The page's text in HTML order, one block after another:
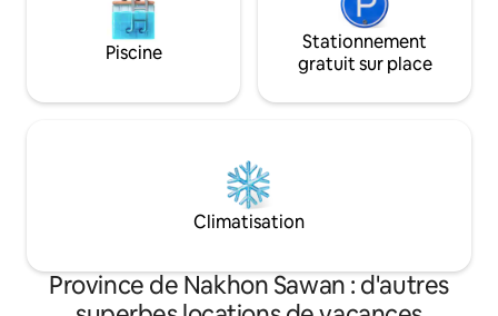
Piscine
Stationnement
gratuit sur place
Climatisation
Province de Nakhon Sawan : d'autres